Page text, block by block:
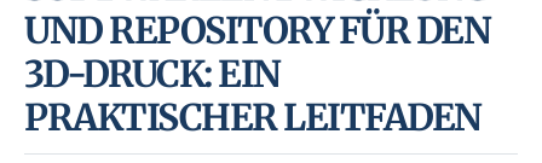
UND REPOSITORY FÜR DEN
3D-DRUCK: EIN
PRAKTISCHER LEITFADEN